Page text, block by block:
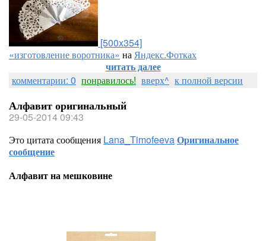
[500x354]
«изготовление воротника» наЯндекс.Фотках
читать далее
комментарии: 0 понравилось! вверх^ к полной версии
Алфавит оригинальный
29-05-2014 09:43
Это цитата сообщения Lana_TimofeevaОригинальное
сообщение
Алфавит на мешковине